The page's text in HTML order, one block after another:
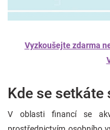
Vyzkoušejte zdarma
Kde se setkáte
V oblasti financí se